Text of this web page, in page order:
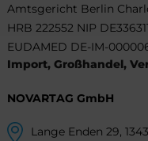
Amtsgericht Berlin
HRB 222552 NIP
EUDAMED DE-IM-
Import, Großhandel,
NOVARTAG GmbH
Lange Enden 29,